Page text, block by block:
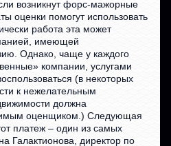
возникнут форс-мажорные
оценки помогут использовать
работа эта может
имеющей
Однако, чаще у каждого
компании, услугами
(в некоторых
к нежелательным
должна
оценщиком.) Следующая
платеж – один из самых
Галактионова, директор по